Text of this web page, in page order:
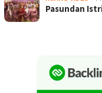
Pasundan